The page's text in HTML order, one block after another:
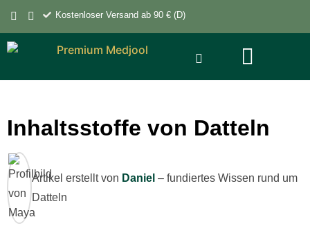
Kostenloser Versand ab 90 € (D)
Inhaltsstoffe von Datteln
Artikel erstellt von Daniel – fundiertes Wissen rund um
Datteln